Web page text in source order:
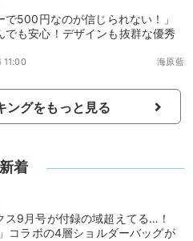
で500円なのが信じられない！」
でも安心！デザインも抜群な優秀
海原藍
ングをもっと見る
新着
ス9月号が付録の域超えてる…！
」コラボの4層ショルダーバッグが